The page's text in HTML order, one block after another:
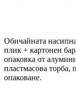
Обичайната
плик + картонен
опаковка от
пластмасова
опаковане.